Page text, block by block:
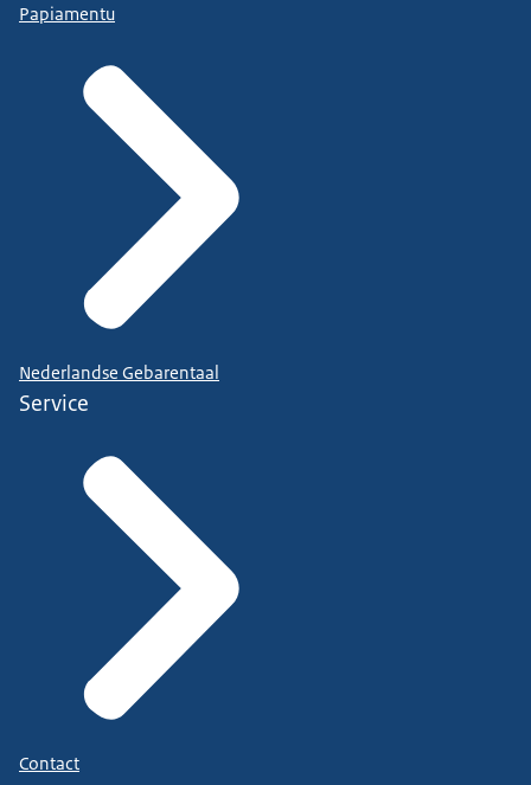
Papiamentu
Nederlandse Gebarentaal
Service
Contact